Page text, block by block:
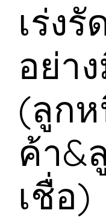
เร่ง
อย่า
(ลูก
ค้า&
เชื่อ)